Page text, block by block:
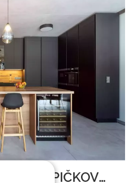
PRVOTŘÍDNÍ MATERIÁLY, ŠPIČKOVÝ DESIGN A DOKONALÉ ZPRACOVÁNÍ